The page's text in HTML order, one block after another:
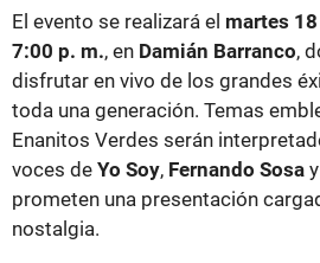
El evento se realizará el martes
7:00 p. m., en Damián Barranco,
disfrutar en vivo de los grandes
toda una generación. Temas
Enanitos Verdes serán
voces de Yo Soy, Fernando Sosa y
prometen una presentación
nostalgia.